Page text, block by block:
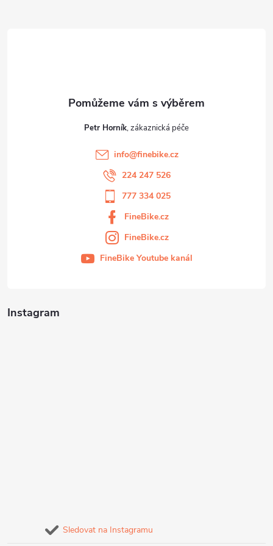
Instagram
Sledovat na Instagramu
Petr Horník
info@finebike.cz
224 247 526
777 334 025
FineBike.cz
FineBike.cz
FineBike Youtube kanál